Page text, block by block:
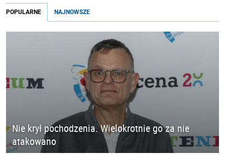
POPULARNE NAJNOWSZE
Nie krył pochodzenia. Wielokrotnie go za nie
atakowano